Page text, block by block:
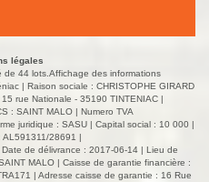
légales
44 lots.Affichage des informations
| Raison sociale : CHRISTOPHE GIRARD
rue Nationale - 35190 TINTENIAC |
: SAINT MALO | Numero TVA
juridique : SASU | Capital social : 10 000 |
28691 |
de délivrance : 2017-06-14 | Lieu de
MALO | Caisse de garantie financière :
| Adresse caisse de garantie : 16 Rue